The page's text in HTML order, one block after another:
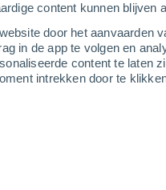
content kunnen blijven
door het aanvaarden
in de app te volgen en
content te laten
intrekken door te